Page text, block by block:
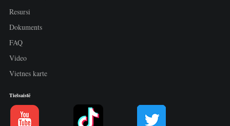
Resursi
Dokuments
FAQ
Video
Vietnes karte
Tiešsaistē